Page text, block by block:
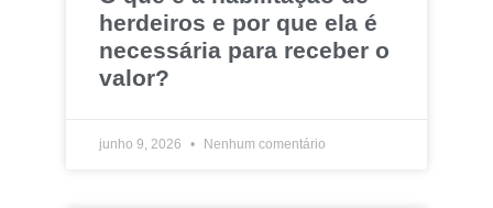
herdeiros e por que ela é
necessária para receber o
valor?
junho 9, 2026 Nenhum comentário